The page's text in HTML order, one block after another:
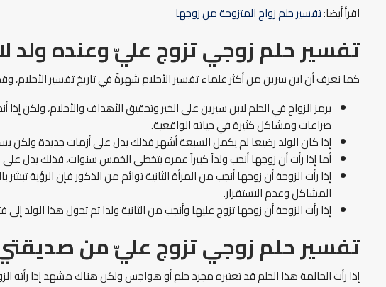
اقرأ أيضا:تفسير حلم زواج المتزوجة من زوجها
تفسير حلم زوجي تزوج عليّ وعنده ولد
كما نعرف أن ابن سرين من أكثر علماء تفسير الأحلام شهرةً في تاريخ تفسير الأحلام،
يرمز الزواج في الحلم لابن سيرين على الخير وتحقيق الأهداف والأحلام، ولكن
صراعات ومشاكل كثيرة في حياته الواقعية.
إذا كان الولد رضيعا لم يكمل السبعة أشهر فذلك يدل على أزمات جديدة ولكن
أما إذا رأت أن زوجها أنجب ولداً كبيراً عمره يتخطى الخمس سنوات، فذلك
إذا رأت الزوجة أن زوجها أنجب من المرأة الثانية توائم من الذكور فإن الرؤية
المشاكل وعدم الاستقرار.
إذا رأت الزوجة أن زوجها تزوج عليها وأنجب من الثانية ولدا ثم تحول هذا الولد
تفسير حلم زوجي تزوج عليّ من
إذا رأت الحالمة هذا الحلم قد تعتبره مجرد حلم أو هواجس ولكن هناك مشهد إذا